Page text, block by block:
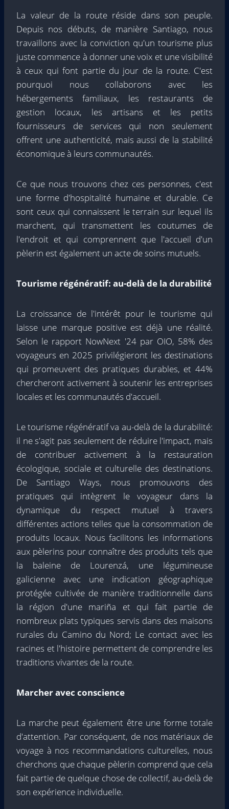
La valeur de la route réside dans son peuple.
Depuis nos débuts, de manière Santiago, nous
travaillons avec la conviction qu'un tourisme plus
juste commence à donner une voix et une visibilité
à ceux qui font partie du jour de la route. C'est
pourquoi nous collaborons avec les
hébergements familiaux, les restaurants de
gestion locaux, les artisans et les petits
fournisseurs de services qui non seulement
offrent une authenticité, mais aussi de la stabilité
économique à leurs communautés.
Ce que nous trouvons chez ces personnes, c'est
une forme d'hospitalité humaine et durable. Ce
sont ceux qui connaissent le terrain sur lequel ils
marchent, qui transmettent les coutumes de
l'endroit et qui comprennent que l'accueil d'un
pèlerin est également un acte de soins mutuels.
Tourisme régénératif: au-delà de la durabilité
La croissance de l'intérêt pour le tourisme qui
laisse une marque positive est déjà une réalité.
Selon le rapport NowNext '24 par OIO, 58% des
voyageurs en 2025 privilégieront les destinations
qui promeuvent des pratiques durables, et 44%
chercheront activement à soutenir les entreprises
locales et les communautés d'accueil.
Le tourisme régénératif va au-delà de la durabilité:
il ne s'agit pas seulement de réduire l'impact, mais
de contribuer activement à la restauration
écologique, sociale et culturelle des destinations.
De Santiago Ways, nous promouvons des
pratiques qui intègrent le voyageur dans la
dynamique du respect mutuel à travers
différentes actions telles que la consommation de
produits locaux. Nous facilitons les informations
aux pèlerins pour connaître des produits tels que
la baleine de Lourenzá, une légumineuse
galicienne avec une indication géographique
protégée cultivée de manière traditionnelle dans
la région d'une mariña et qui fait partie de
nombreux plats typiques servis dans des maisons
rurales du Camino du Nord; Le contact avec les
racines et l'histoire permettent de comprendre les
traditions vivantes de la route.
Marcher avec conscience
La marche peut également être une forme totale
d'attention. Par conséquent, de nos matériaux de
voyage à nos recommandations culturelles, nous
cherchons que chaque pèlerin comprend que cela
fait partie de quelque chose de collectif, au-delà de
son expérience individuelle.